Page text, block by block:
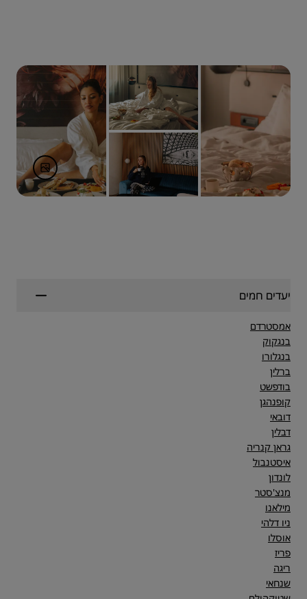
יעדים חמים
אמסטרדם
בנגקוק
בנגלורו
ברלין
בודפשט
קופנהגן
דובאי
דבלין
גראן קנריה
איסטנבול
לונדון
מנצ'סטר
מילאנו
ניו דלהי
אוסלו
פריז
ריגה
שנחאי